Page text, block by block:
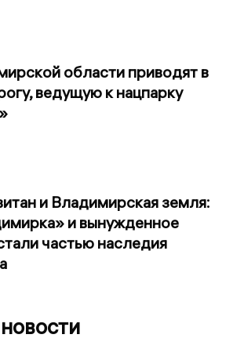
области приводят в
ведущую к нацпарку
и Владимирская земля:
и вынужденное
частью наследия